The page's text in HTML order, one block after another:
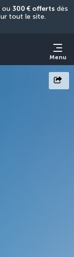
ou 300 € offerts dès
Menu